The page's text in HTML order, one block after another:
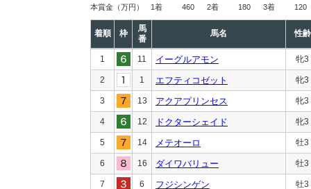
本賞金 （万円） 1着 460 2着 180 3着 120
着順 枠
馬
番
馬名 性齢
1 11 イーグルアモン 牝3
2 1 エフティコゼット 牝3
3 13 アクアプリンセス 牝3
4 12 ドクターシェイド 牝3
5 14 メテオーロ 牡3
6 16 ダイワバリュー 牡3
7 6 フジシンゲン 牡3